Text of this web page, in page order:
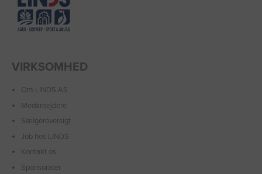
VIRKSOMHED
Om LINDS AS
Medarbejdere
Sælgeroversigt
Job hos LINDS
Kontakt os
Sponsorater